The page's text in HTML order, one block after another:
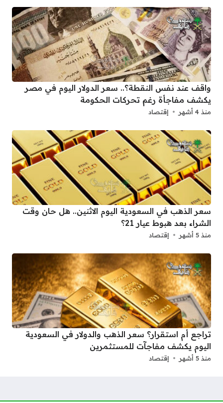
واقف عند نفس النقطة؟.. سعر الدولار اليوم في مصر
يكشف مفاجأة رغم تحركات الحكومة
منذ 4 أشهر إقتصاد
سعر الذهب في السعودية اليوم الاثنين.. هل حان وقت
الشراء بعد هبوط عيار 21؟
منذ 5 أشهر إقتصاد
تراجع أم استقرار؟ سعر الذهب والدولار في السعودية
اليوم يكشف مفاجآت للمستثمرين
منذ 5 أشهر إقتصاد